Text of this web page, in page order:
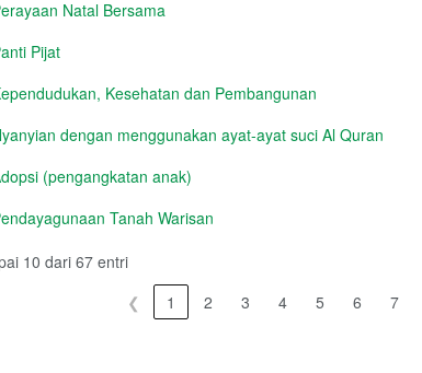
Natal Bersama
Pijat
Kesehatan dan Pembangunan
dengan menggunakan ayat-ayat suci Al Quran
(pengangkatan anak)
Tanah Warisan
10 dari 67 entri
❮
1 2 3 4 5 6 7